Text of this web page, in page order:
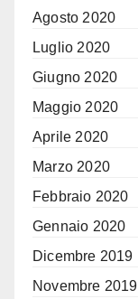
Agosto 2020
Luglio 2020
Giugno 2020
Maggio 2020
Aprile 2020
Marzo 2020
Febbraio 2020
Gennaio 2020
Dicembre 2019
Novembre 2019